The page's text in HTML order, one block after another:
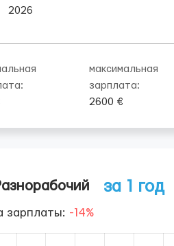
2026
максимальная
зарплата:
2600 €
за 1 год
зарплаты: -14%